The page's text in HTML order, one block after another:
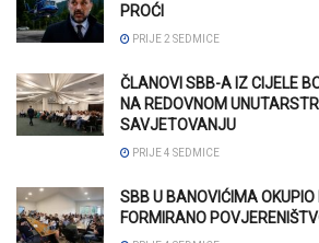
PROĆI
PRIJE 2 SEDMICE
ČLANOVI SBB-A IZ CIJELE
NA REDOVNOM
SAVJETOVANJU
PRIJE 4 SEDMICE
SBB U BANOVIĆIMA OKUPIO
FORMIRANO